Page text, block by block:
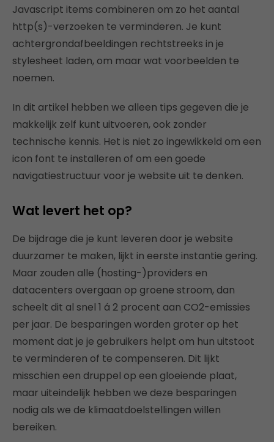
Javascript items combineren om zo het aantal
http(s)-verzoeken te verminderen. Je kunt
achtergrondafbeeldingen rechtstreeks in je
stylesheet laden, om maar wat voorbeelden te
noemen.
In dit artikel hebben we alleen tips gegeven die je
makkelijk zelf kunt uitvoeren, ook zonder
technische kennis. Het is niet zo ingewikkeld om een
icon font te installeren of om een goede
navigatiestructuur voor je website uit te denken.
Wat levert het op?
De bijdrage die je kunt leveren door je website
duurzamer te maken, lijkt in eerste instantie gering.
Maar zouden alle (hosting-)providers en
datacenters overgaan op groene stroom, dan
scheelt dit al snel 1 á 2 procent aan CO2-emissies
per jaar. De besparingen worden groter op het
moment dat je je gebruikers helpt om hun uitstoot
te verminderen of te compenseren. Dit lijkt
misschien een druppel op een gloeiende plaat,
maar uiteindelijk hebben we deze besparingen
nodig als we de klimaatdoelstellingen willen
bereiken.